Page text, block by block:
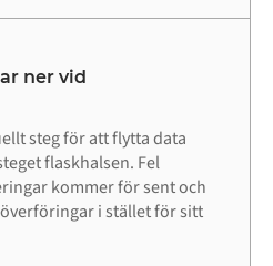
ner vid
steg för att flytta data
flaskhalsen. Fel
kommer för sent och
i stället för sitt